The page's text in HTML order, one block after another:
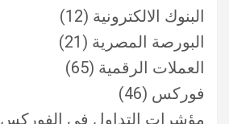
البنوك الالكترونية (12)
البورصة المصرية (21)
العملات الرقمية (65)
فوركس (46)
مؤشرات التداول فى الفوركس